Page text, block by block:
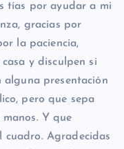
tías por ayudar a mi
gracias por
la paciencia,
y disculpen si
alguna presentación
pero que sepa
Y que
cuadro. Agradecidas